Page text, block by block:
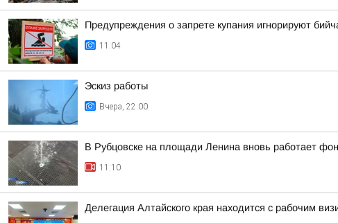
Предупреждения о запрете купания игнорируют
11:04
Эскиз работы
Вчера, 22:00
В Рубцовске на площади Ленина вновь работает
11:10
Делегация Алтайского края находится с рабочим